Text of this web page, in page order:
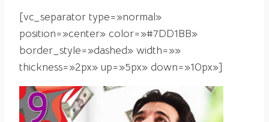
[vc_separator type=»normal»
position=»center» color=»#7DD1BB»
border_style=»dashed» width=»»
thickness=»2px» up=»5px» down=»10px»]